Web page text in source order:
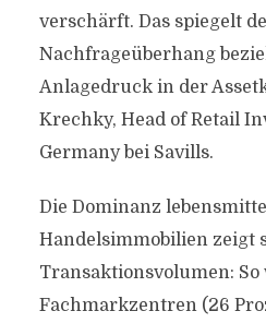
verschärft. Das spiegelt
Nachfrageüberhang
Anlagedruck in der
Krechky, Head of Retail
Germany bei Savills.
Die Dominanz
Handelsimmobilien zeigt
Transaktionsvolumen: So
Fachmarkzentren (26